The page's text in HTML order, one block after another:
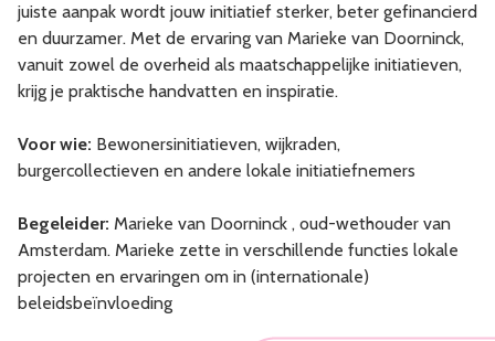
juiste aanpak wordt jouw initiatief sterker, beter gefinancierd
en duurzamer. Met de ervaring van Marieke van Doorninck,
vanuit zowel de overheid als maatschappelijke initiatieven,
krijg je praktische handvatten en inspiratie.
Voor wie: Bewonersinitiatieven, wijkraden,
burgercollectieven en andere lokale initiatiefnemers
Begeleider: Marieke van Doorninck , oud-wethouder van
Amsterdam. Marieke zette in verschillende functies lokale
projecten en ervaringen om in (internationale)
beleidsbeïnvloeding